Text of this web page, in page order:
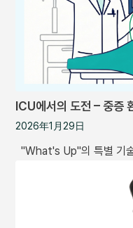
ICU에서의 도전 – 중증
2026年1月29日
"What's Up"의 특별 기